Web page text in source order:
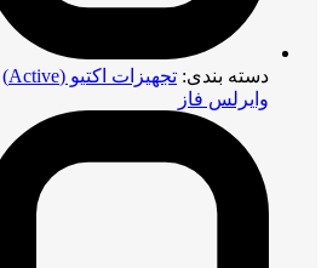
دسته بندی: تجهیزات اکتیو (Active)
وایرلس فاز